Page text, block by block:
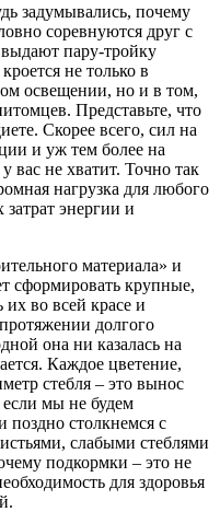
задумывались, почему
соревнуются друг с
выдают пару-тройку
не только в
освещении, но и в том,
Представьте, что
Скорее всего, сил на
и уж тем более на
вас не хватит. Точно так
нагрузка для любого
энергии и
материала» и
сформировать крупные,
во всей красе и
долгого
она ни казалась на
Каждое цветение,
стебля – это вынос
мы не будем
поздно столкнемся с
слабыми стеблями
подкормки – это не
для здоровья